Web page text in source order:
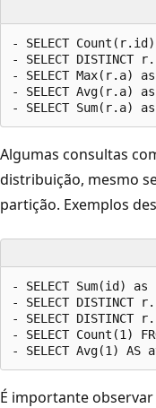
- SELECT Count(r.id)
- SELECT DISTINCT
- SELECT Max(r.a)
- SELECT Avg(r.a) as
Algumas consultas
distribuição, mesmo
partição. Exemplos
- SELECT Sum(id)
- SELECT DISTINCT
- SELECT DISTINCT
- SELECT Count(1)
É importante